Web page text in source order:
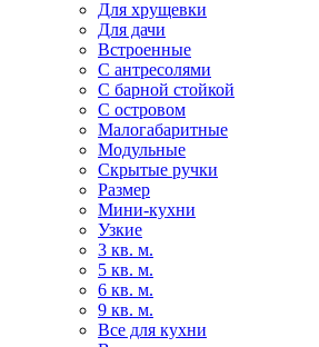
Для хрущевки
Для дачи
Встроенные
С антресолями
С барной стойкой
С островом
Малогабаритные
Модульные
Скрытые ручки
Размер
Мини-кухни
Узкие
3 кв. м.
5 кв. м.
6 кв. м.
9 кв. м.
Все для кухни